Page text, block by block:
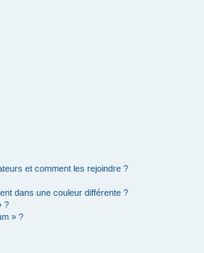
et comment les rejoindre ?
dans une couleur différente ?
?
» ?